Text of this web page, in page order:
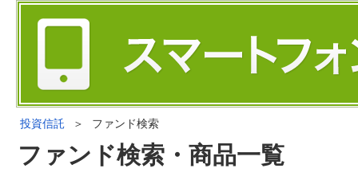
投資信託 ＞ ファンド検索
ファンド検索・商品一覧